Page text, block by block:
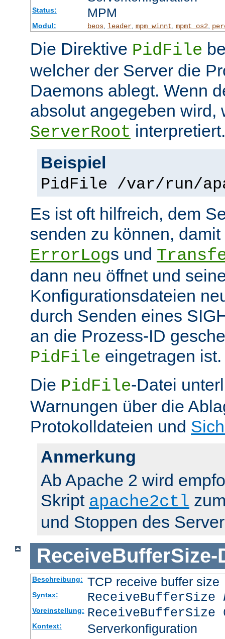
Status: MPM
Modul: beos, leader, mpm_winnt mpmt_os2,
Die Direktive PidFile
welcher der Server die
Daemons ablegt. Wenn
absolut angegeben wird,
ServerRoot interpretiert.
Beispiel
PidFile /var/run/
Es ist oft hilfreich, dem
senden zu können,
ErrorLogs und
dann neu öffnet und
Konfigurationsdateien
durch Senden eines
an die Prozess-ID
PidFile eingetragen ist.
Die PidFile-Datei
Warnungen über die
Protokolldateien und
Anmerkung
Ab Apache 2 wird
Skript apache2ctl
und Stoppen des
ReceiveBufferSize-
Beschreibung: TCP receive buffer size
Syntax: ReceiveBufferSize
Voreinstellung: ReceiveBufferSize
Kontext: Serverkonfiguration